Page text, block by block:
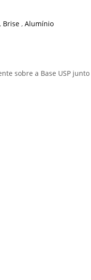
, Brise ,Alumínio
sobre a Base USP